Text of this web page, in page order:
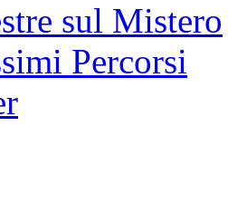
sul Mistero
Percorsi